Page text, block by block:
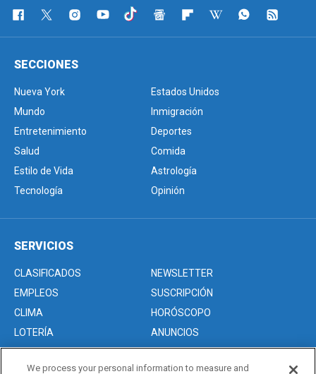
SECCIONES
Nueva York
Estados Unidos
Mundo
Inmigración
Entretenimiento
Deportes
Salud
Comida
Estilo de Vida
Astrología
Tecnología
Opinión
SERVICIOS
CLASIFICADOS
NEWSLETTER
EMPLEOS
SUSCRIPCIÓN
CLIMA
HORÓSCOPO
LOTERÍA
ANUNCIOS
We process your personal information to measure and